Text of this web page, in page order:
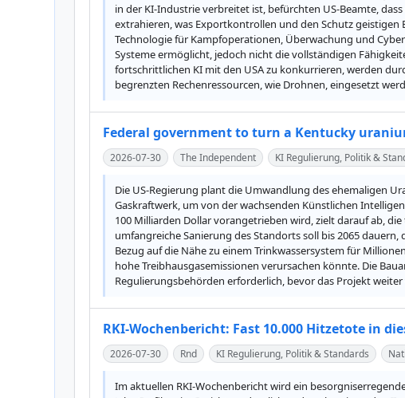
in der KI-Industrie verbreitet ist, befürchten US-Beamte,
extrahieren, was Exportkontrollen und den Schutz
Technologie für Kampfoperationen, Überwachung und
Systeme ermöglicht, jedoch nicht die vollständigen
fortschrittlichen KI mit den USA zu konkurrieren, werden
begrenzten Rechenressourcen, wie Drohnen, eingesetzt
Federal government to turn a Kentucky
2026-07-30 The Independent KI Regulierung, Politik &
Die US-Regierung plant die Umwandlung des ehemaligen
Gaskraftwerk, um von der wachsenden Künstlichen
100 Milliarden Dollar vorangetrieben wird, zielt darauf ab,
umfangreiche Sanierung des Standorts soll bis 2065
Bezug auf die Nähe zu einem Trinkwassersystem für
hohe Treibhausgasemissionen verursachen könnte. Die
Regulierungsbehörden erforderlich, bevor das Projekt
RKI-Wochenbericht: Fast 10.000 Hitzetote in
2026-07-30 Rnd KI Regulierung, Politik & Standards
Im aktuellen RKI-Wochenbericht wird ein